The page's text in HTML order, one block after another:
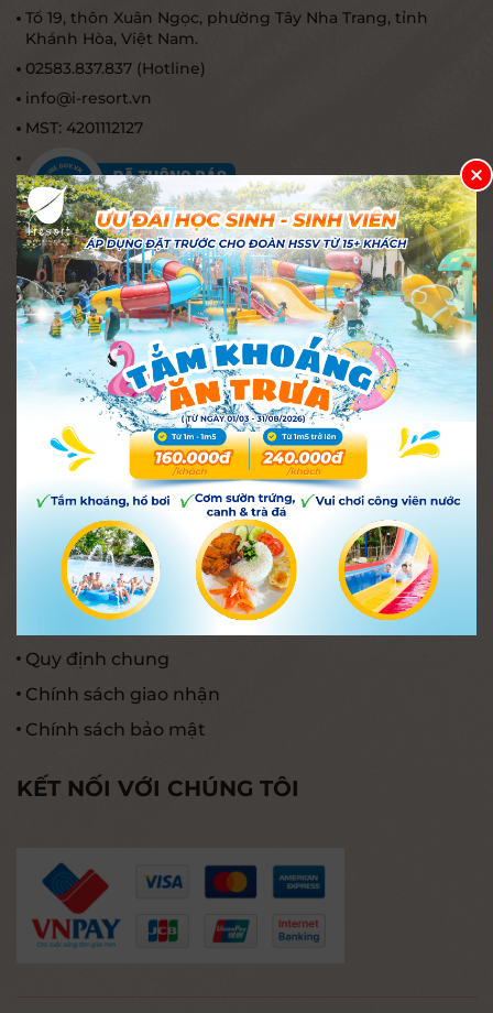
Tổ 19, thôn Xuân Ngọc, phường Tây Nha Trang, tỉnh
Khánh Hòa, Việt Nam.
02583.837.837 (Hotline)
info@i-resort.vn
MST: 4201112127
TRUY CẬP NHANH
Onsen
Phòng
Ẩm thực
Tổ chức sự kiện
Spa
Dành cho đại lý
TÌM HIỂU THÊM
Hướng dẫn thanh toán
Quy định chung
Chính sách giao nhận
Chính sách bảo mật
KẾT NỐI VỚI CHÚNG TÔI